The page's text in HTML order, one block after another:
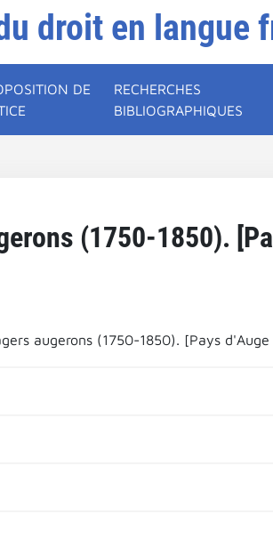
droit en langue
DE
RECHERCHES
BIBLIOGRAPHIQUES
(1750-1850).
augerons (1750-1850). [Pays